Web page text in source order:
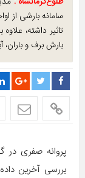
سامانه بارشی از
تاثیر داشته،
بارش برف و
پروانه صفری در
بررسی آخرین